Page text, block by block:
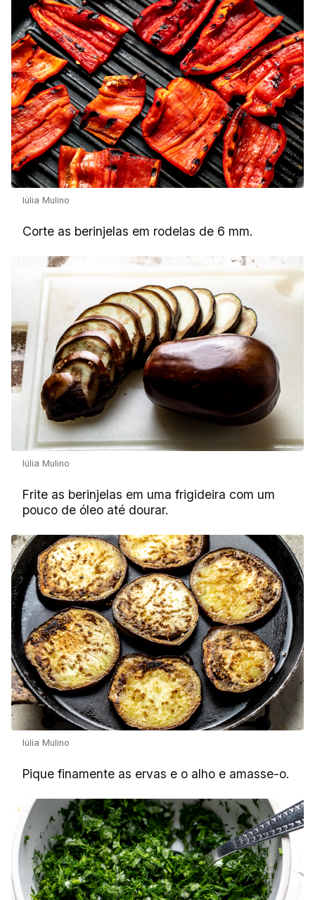
Iúlia Mulino
Corte as berinjelas em rodelas de 6 mm.
Iúlia Mulino
Frite as berinjelas em uma frigideira com um
pouco de óleo até dourar.
Iúlia Mulino
Pique finamente as ervas e o alho e amasse-o.